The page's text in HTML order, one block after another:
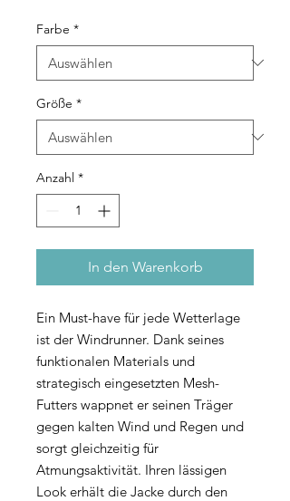
Farbe *
Größe *
Anzahl *
In den Warenkorb
Ein Must-have für jede Wetterlage
ist der Windrunner. Dank seines
funktionalen Materials und
strategisch eingesetzten Mesh-
Futters wappnet er seinen Träger
gegen kalten Wind und Regen und
sorgt gleichzeitig für
Atmungsaktivität. Ihren lässigen
Look erhält die Jacke durch den